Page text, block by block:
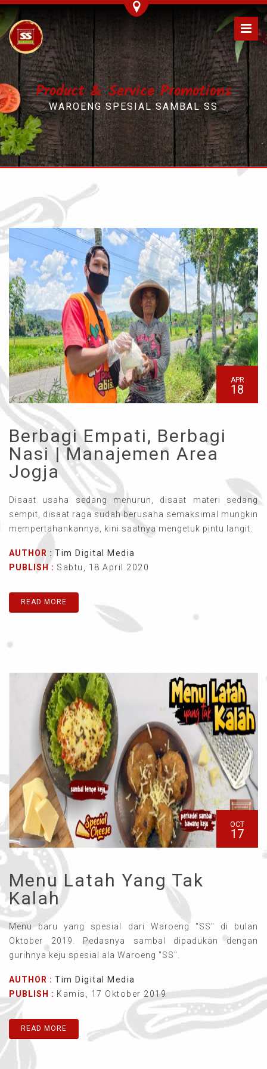
Product & Service Promotions
WAROENG SPESIAL SAMBAL SS
APR
18
Berbagi Empati, Berbagi
Nasi | Manajemen Area
Jogja
Disaat usaha sedang menurun, disaat materi sedang
sempit, disaat raga sudah berusaha semaksimal mungkin
mempertahankannya, kini saatnya mengetuk pintu langit.
AUTHOR : Tim Digital Media
PUBLISH : Sabtu, 18 April 2020
READ MORE
OCT
17
Menu Latah Yang Tak
Kalah
Menu baru yang spesial dari Waroeng "SS" di bulan
Oktober 2019. Pedasnya sambal dipadukan dengan
gurihnya keju spesial ala Waroeng "SS".
AUTHOR : Tim Digital Media
PUBLISH : Kamis, 17 Oktober 2019
READ MORE